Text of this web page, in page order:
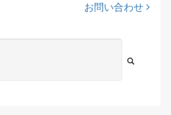
お問い合わせ